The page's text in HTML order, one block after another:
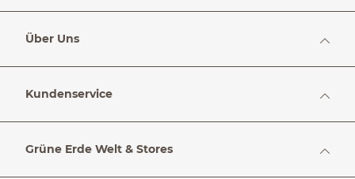
Über Uns
Kundenservice
Grüne Erde Welt & Stores